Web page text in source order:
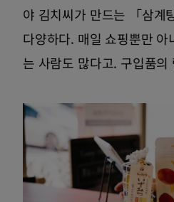
야 김치씨가 만드는 「삼계
다양하다. 매일 쇼핑뿐만
는 사람도 많다고. 구입품